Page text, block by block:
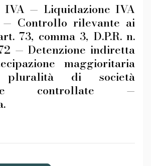
IVA — Liquidazione IVA
Controllo rilevante ai
73, comma 3, D.P.R. n.
— Detenzione indiretta
maggioritaria
pluralità di società
controllate —